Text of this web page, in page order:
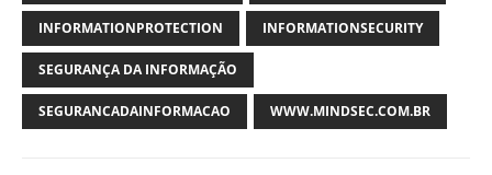
INFORMATIONPROTECTION INFORMATIONSECURITY
SEGURANÇA DA INFORMAÇÃO
SEGURANCADAINFORMACAO WWW.MINDSEC.COM.BR